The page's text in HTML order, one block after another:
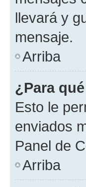
llevará y
mensaje.
Arriba
¿Para
Esto le
enviados
Panel de
Arriba